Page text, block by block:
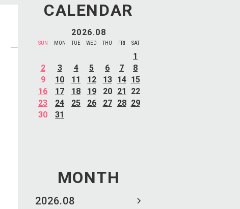
CALENDAR
2026.08
SUN MON TUE WED THU FRI SAT
1
2
3 4 5 6 7
8
9
10 11 12 13 14 15
16
17 18 19 20 21
22
23
24 25 26 27 28 29
30
31
MONTH
2026.08